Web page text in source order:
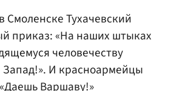
Смоленске Тухачевский
приказ: «На наших штыках
человечеству
Запад!». И красноармейцы
Варшаву!»